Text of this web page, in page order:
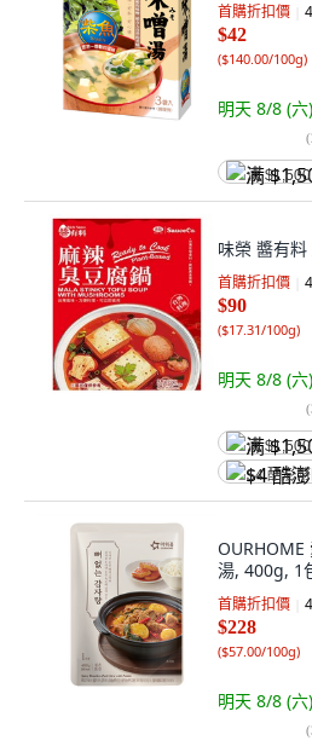
首購折扣價
$42
($140.00/100g)
明天 8/8 (六)
(
满
味榮 醬有
首購折扣價
$90
($17.31/100g)
明天 8/8 (六)
(
满
$4 酷澎
湯, 400g, 1
首購折扣價
$228
($57.00/100g)
明天 8/8 (六)
(